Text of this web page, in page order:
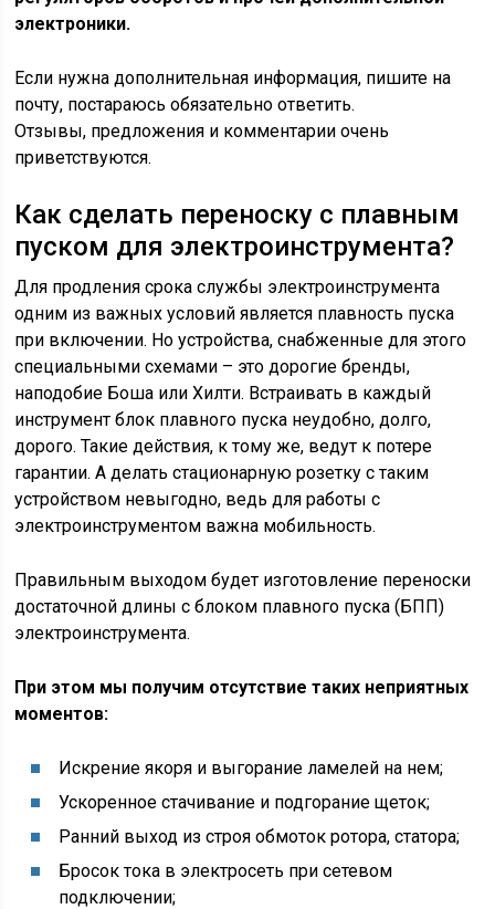
электроники.
Если нужна дополнительная информация, пишите на
почту, постараюсь обязательно ответить.
Отзывы, предложения и комментарии очень
приветствуются.
Как сделать переноску с плавным
пуском для электроинструмента?
Для продления срока службы электроинструмента
одним из важных условий является плавность пуска
при включении. Но устройства, снабженные для этого
специальными схемами – это дорогие бренды,
наподобие Боша или Хилти. Встраивать в каждый
инструмент блок плавного пуска неудобно, долго,
дорого. Такие действия, к тому же, ведут к потере
гарантии. А делать стационарную розетку с таким
устройством невыгодно, ведь для работы с
электроинструментом важна мобильность.
Правильным выходом будет изготовление переноски
достаточной длины с блоком плавного пуска (БПП)
электроинструмента.
При этом мы получим отсутствие таких неприятных
моментов:
Искрение якоря и выгорание ламелей на нем;
Ускоренное стачивание и подгорание щеток;
Ранний выход из строя обмоток ротора, статора;
Бросок тока в электросеть при сетевом
подключении;